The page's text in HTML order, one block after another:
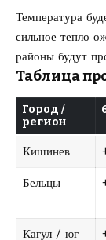
Температура
сильное тепло
районы будут
Таблица
Город /
регион
Кишинев
Бельцы
Кагул / юг